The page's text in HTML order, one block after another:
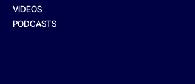
VIDEOS
PODCASTS